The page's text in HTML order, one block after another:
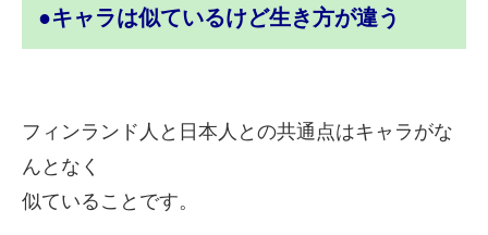
●キャラは似ているけど生き方が違う
フィンランド人と日本人との共通点はキャラがな
んとなく
似ていることです。